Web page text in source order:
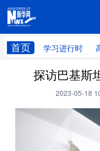
首页 学习进行时
学习进行时 高层
财经
台湾 思客智库
探访巴基斯
2023-05-18